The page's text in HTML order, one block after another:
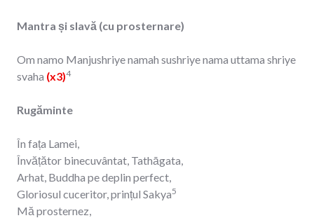
Mantra și slavă (cu prosternare)
Om namo Manjushriye namah sushriye nama uttama shriye
svaha (x3)4
Rugăminte
În fața Lamei,
Învățător binecuvântat, Tathāgata,
Arhat, Buddha pe deplin perfect,
Gloriosul cuceritor, prințul Sakya5
Mă prosternez,